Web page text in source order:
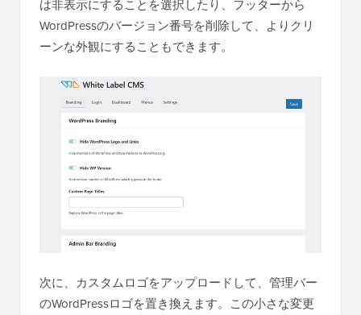
は非表示にすることを選択したり、フッターから
WordPressのバージョン番号を削除して、よりクリ
ーンな外観にすることもできます。
次に、カスタムロゴをアップロードして、管理バー
のWordPressロゴを置き換えます。この小さな変更